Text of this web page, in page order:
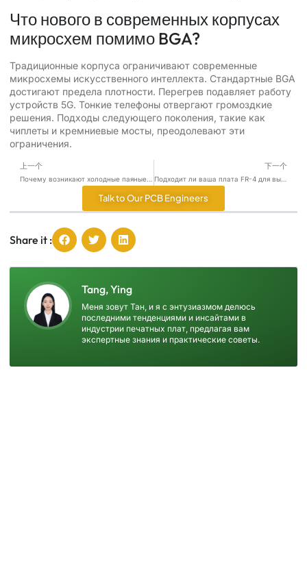
Что нового в современных корпусах
микросхем помимо BGA?
Традиционные корпуса ограничивают современные
микросхемы искусственного интеллекта. Стандартные BGA
достигают предела плотности. Перегрев подавляет работу
устройств 5G. Тонкие телефоны отвергают громоздкие
решения. Подходы следующего поколения, такие как
чиплеты и кремниевые мосты, преодолевают эти
ограничения.
上一个 下一个
Подходит ли ваша плата FR-4 для высокоскоростных сигналов?
Talk to Our PCB Engineers
Share it :
Tang, Ying
Меня зовут Тан, и я с энтузиазмом делюсь
последними тенденциями и инсайтами в
индустрии печатных плат, предлагая вам
экспертные знания и практические советы.